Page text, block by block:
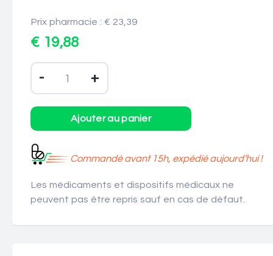
Prix pharmacie : € 23,39
€ 19,88
- +
Commandé avant 15h, expédié aujourd’hui !
Les médicaments et dispositifs médicaux ne
peuvent pas être repris sauf en cas de défaut.